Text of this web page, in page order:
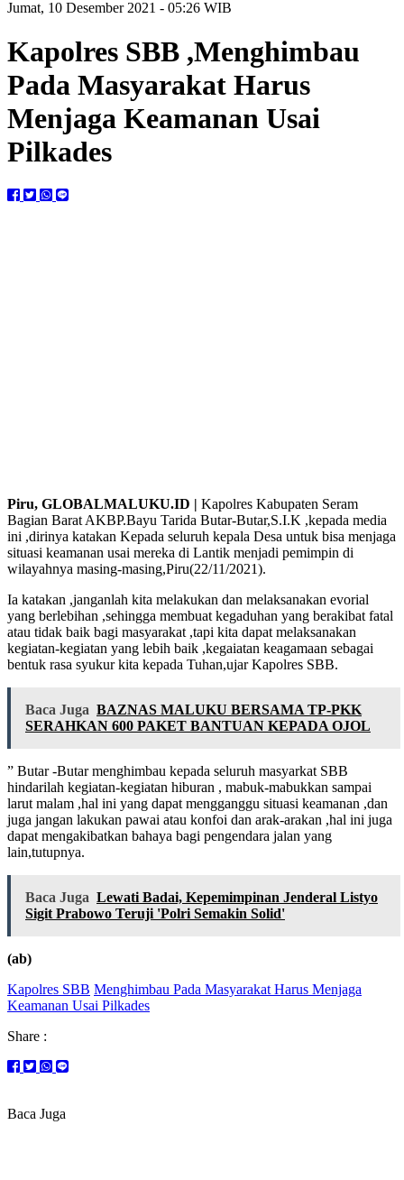
Jumat, 10 Desember 2021 - 05:26 WIB
Kapolres SBB ,Menghimbau
Pada Masyarakat Harus
Menjaga Keamanan Usai
Pilkades
Piru, GLOBALMALUKU.ID | Kapolres Kabupaten Seram
Bagian Barat AKBP.Bayu Tarida Butar-Butar,S.I.K ,kepada media
ini ,dirinya katakan Kepada seluruh kepala Desa untuk bisa menjaga
situasi keamanan usai mereka di Lantik menjadi pemimpin di
wilayahnya masing-masing,Piru(22/11/2021).
Ia katakan ,janganlah kita melakukan dan melaksanakan evorial
yang berlebihan ,sehingga membuat kegaduhan yang berakibat fatal
atau tidak baik bagi masyarakat ,tapi kita dapat melaksanakan
kegiatan-kegiatan yang lebih baik ,kegaiatan keagamaan sebagai
bentuk rasa syukur kita kepada Tuhan,ujar Kapolres SBB.
Baca Juga BAZNAS MALUKU BERSAMA TP-PKK
SERAHKAN 600 PAKET BANTUAN KEPADA OJOL
” Butar -Butar menghimbau kepada seluruh masyarkat SBB
hindarilah kegiatan-kegiatan hiburan , mabuk-mabukkan sampai
larut malam ,hal ini yang dapat mengganggu situasi keamanan ,dan
juga jangan lakukan pawai atau konfoi dan arak-arakan ,hal ini juga
dapat mengakibatkan bahaya bagi pengendara jalan yang
lain,tutupnya.
Baca Juga Lewati Badai, Kepemimpinan Jenderal Listyo
Sigit Prabowo Teruji 'Polri Semakin Solid'
(ab)
Kapolres SBB Menghimbau Pada Masyarakat Harus Menjaga
Keamanan Usai Pilkades
Share :
Baca Juga